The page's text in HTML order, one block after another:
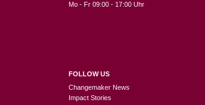
Mo - Fr 09:00 - 17:00 Uhr
FOLLOW US
Changemaker News
Impact Stories